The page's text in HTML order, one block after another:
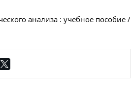
анализа : учебное пособие /